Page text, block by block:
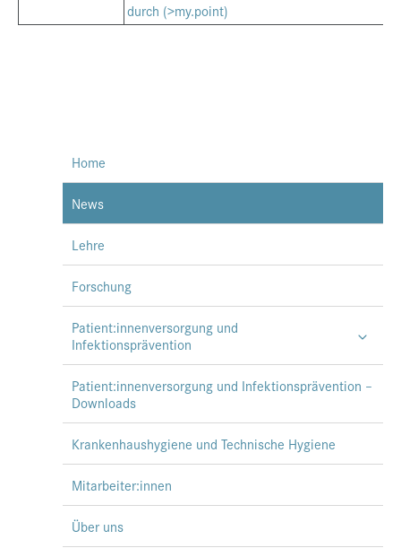
durch (>my.point)
Home
News
Lehre
Forschung
Patient:innenversorgung und
Infektionsprävention
Patient:innenversorgung und Infektionsprävention –
Downloads
Krankenhaushygiene und Technische Hygiene
Mitarbeiter:innen
Über uns